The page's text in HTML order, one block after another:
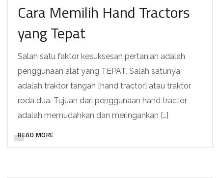
Cara Memilih Hand Tractors
yang Tepat
Salah satu faktor kesuksesan pertanian adalah
penggunaan alat yang TEPAT. Salah satunya
adalah traktor tangan [hand tractor] atau traktor
roda dua. Tujuan dari penggunaan hand tractor
adalah memudahkan dan meringankan […]
READ MORE